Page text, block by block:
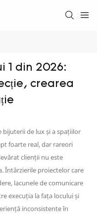
1 din 2026:
crearea
de lux și a spațiilor
foarte real, dar rareori
clienții nu este
Întârzierile proiectelor care
lacunele de comunicare
execuția la fața locului și
inconsistente în